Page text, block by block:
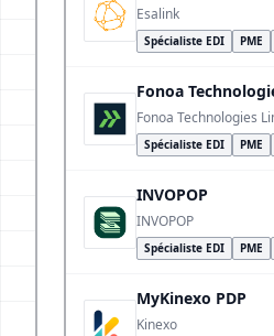
Esalink
Spécialiste EDI PME
Fonoa
Fonoa Technologies
Spécialiste EDI PME
INVOPOP
INVOPOP
Spécialiste EDI PME
MyKinexo PDP
Kinexo